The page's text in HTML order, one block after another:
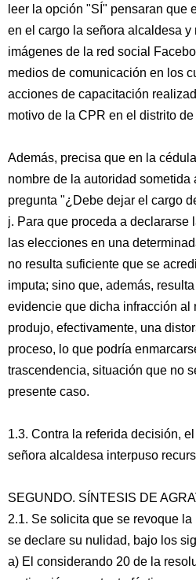
leer la opción "SÍ" pensaran que
en el cargo la señora alcaldesa
imágenes de la red social
medios de comunicación en los
acciones de capacitación
motivo de la CPR en el distrito
Además, precisa que en la
nombre de la autoridad sometida
pregunta "¿Debe dejar el cargo
j. Para que proceda a declararse
las elecciones en una
no resulta suficiente que se
imputa; sino que, además,
evidencie que dicha infracción al
produjo, efectivamente, una
proceso, lo que podría
trascendencia, situación que no
presente caso.
1.3. Contra la referida decisión,
señora alcaldesa interpuso
SEGUNDO. SÍNTESIS DE
2.1. Se solicita que se revoque
se declare su nulidad, bajo los
a) El considerando 20 de la